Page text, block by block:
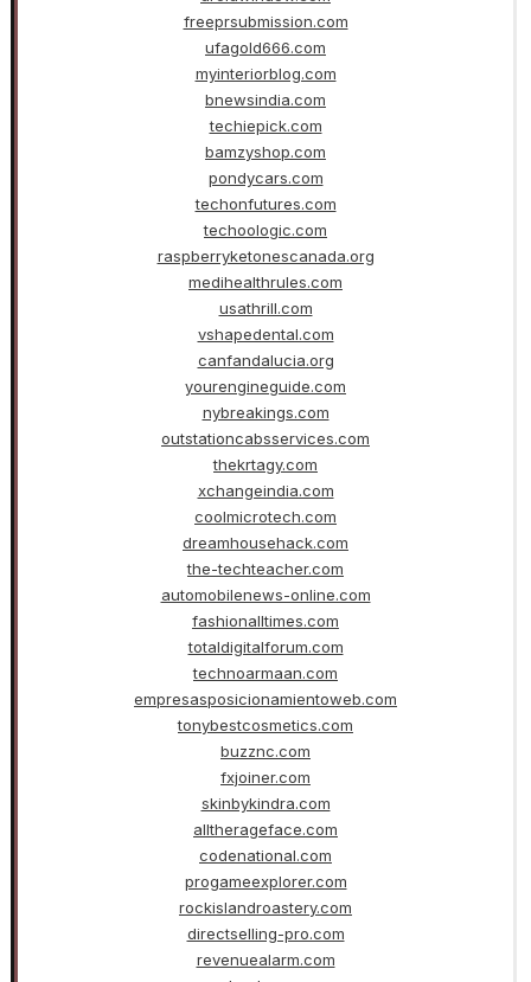
freeprsubmission.com
ufagold666.com
myinteriorblog.com
bnewsindia.com
techiepick.com
bamzyshop.com
pondycars.com
techonfutures.com
techoologic.com
raspberryketonescanada.org
medihealthrules.com
usathrill.com
vshapedental.com
canfandalucia.org
yourengineguide.com
nybreakings.com
outstationcabsservices.com
thekrtagy.com
xchangeindia.com
coolmicrotech.com
dreamhousehack.com
the-techteacher.com
automobilenews-online.com
fashionalltimes.com
totaldigitalforum.com
technoarmaan.com
empresasposicionamientoweb.com
tonybestcosmetics.com
buzznc.com
fxjoiner.com
skinbykindra.com
alltherageface.com
codenational.com
progameexplorer.com
rockislandroastery.com
directselling-pro.com
revenuealarm.com